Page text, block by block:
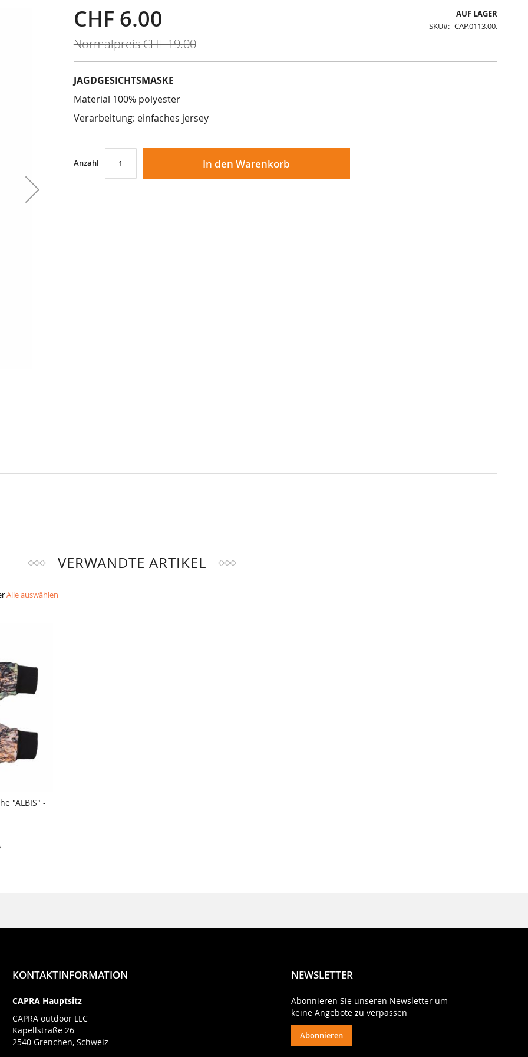
Sonderangebot
CHF 6.00
NormalpreisCHF 19.00
AUF LAGER
SKU
CAP.0113.00.
JAGDGESICHTSMASKE
Material 100% polyester
Verarbeitung: einfaches jersey
Anzahl In den Warenkorb
VERWANDTE ARTIKEL
Alle auswählen
"ALBIS" -
KONTAKTINFORMATION
CAPRA Hauptsitz
CAPRA outdoor LLC
Kapellstraße 26
2540 Grenchen, Schweiz
NEWSLETTER
Abonnieren Sie unseren Newsletter um
keine Angebote zu verpassen
Abonnieren